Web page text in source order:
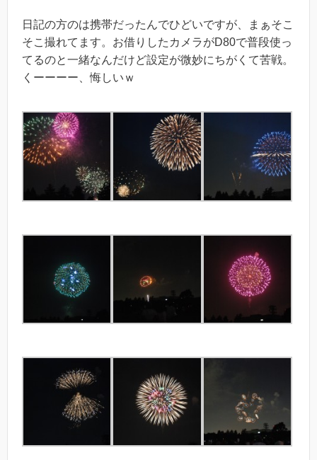
日記の方のは携帯だったんでひどいですが、まぁそこ
そこ撮れてます。お借りしたカメラがD80で普段使っ
てるのと一緒なんだけど設定が微妙にちがくて苦戦。
くーーーー、悔しいｗ